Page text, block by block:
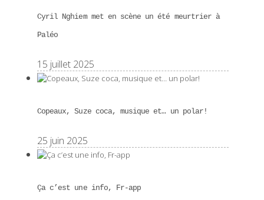
Cyril Nghiem met en scène un été meurtrier à
Paléo
15 juillet 2025
Copeaux, Suze coca, musique et… un polar!
25 juin 2025
Ça c’est une info, Fr-app